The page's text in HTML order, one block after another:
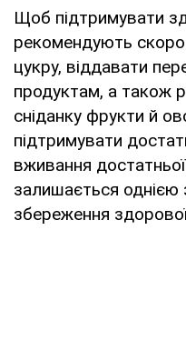
Щоб підтримувати
рекомендують
цукру, віддавати
продуктам, а також
сніданку фрукти й
підтримувати
вживання
залишається
збереження